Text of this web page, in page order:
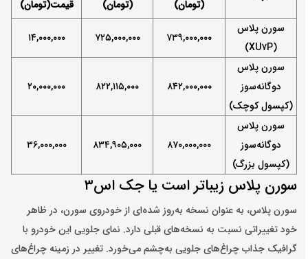
(تومان)
(تومان)
قیمت(تومان)
سورن پلاس
(XU ۷P)
۷۳۹,۰۰۰,۰۰۰ ۷۲۵,۰۰۰,۰۰۰ ۱۴,۰۰۰,۰۰۰
سورن پلاس
دوگانه‌سوز
(کپسول کوچک)
۸۴۲,۰۰۰,۰۰۰ ۸۲۲,۱۱۵,۰۰۰ ۲۰,۰۰۰,۰۰۰
سورن پلاس
دوگانه‌سوز
(کپسول بزرگ)
۸۷۰,۰۰۰,۰۰۰ ۸۳۴,۹۰۵,۰۰۰ ۳۶,۰۰۰,۰۰۰
سورن پلاس زیباتر است یا جک اس۳
سورن پلاس، به عنوان نسخه به‌روز شده‌ای از خودروی سورن، در ظاهر
خود تغییراتی نسبت به نسخه‌های قبلی دارد. نمای جلویی این خودرو با
گرافیک جذاب چراغ‌های جلویی به‌چشم می‌خورد. تغییر در زمینه چراغ‌های